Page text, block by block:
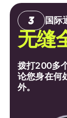
国际
无缝
拨打200多
论您身在何
外。